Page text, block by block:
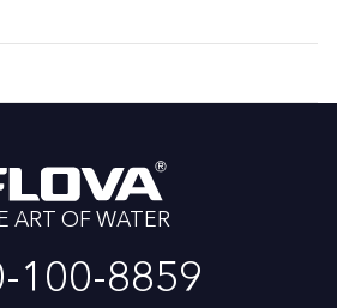
ART OF WATER
100-8859